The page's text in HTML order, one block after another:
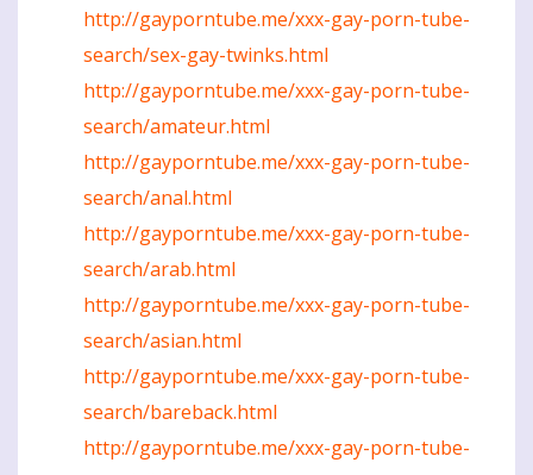
http://gayporntube.me/xxx-gay-porn-tube-
search/sex-gay-twinks.html
http://gayporntube.me/xxx-gay-porn-tube-
search/amateur.html
http://gayporntube.me/xxx-gay-porn-tube-
search/anal.html
http://gayporntube.me/xxx-gay-porn-tube-
search/arab.html
http://gayporntube.me/xxx-gay-porn-tube-
search/asian.html
http://gayporntube.me/xxx-gay-porn-tube-
search/bareback.html
http://gayporntube.me/xxx-gay-porn-tube-